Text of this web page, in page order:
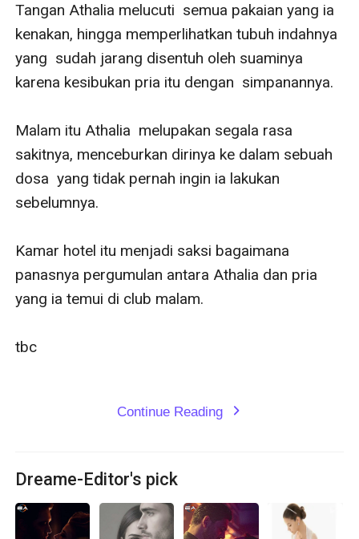
Continue Reading expand_more
Dreame-Editor's pick